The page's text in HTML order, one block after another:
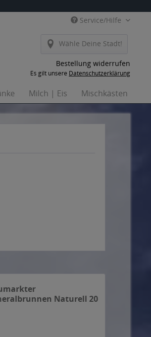
Service/Hilfe
Wähle Deine Stadt!
Bestellung widerrufen
Es gilt unsere Datenschutzerklärung
Milch | Eis Mischkästen
Naturell 20